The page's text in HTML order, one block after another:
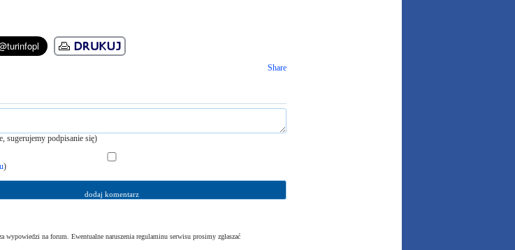
Share
sugerujemy podpisanie się)
)
wypowiedzi na forum. Ewentualne naruszenia regulaminu serwisu prosimy zgłaszać